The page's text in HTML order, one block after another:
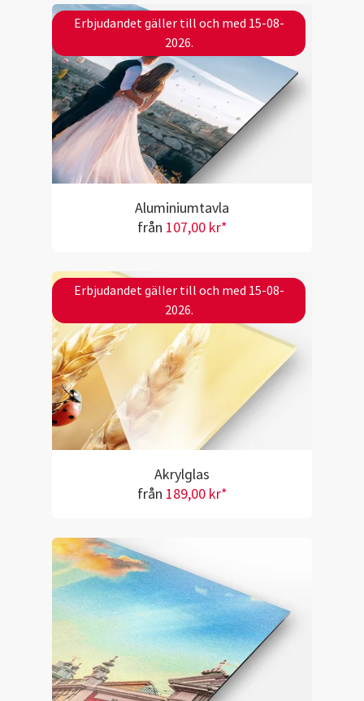
Erbjudandet gäller till och med 15-08-
2026.
Aluminiumtavla
från 107,00 kr*
Erbjudandet gäller till och med 15-08-
2026.
Akrylglas
från 189,00 kr*